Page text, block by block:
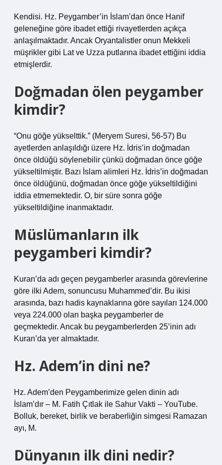
Kendisi. Hz. Peygamber’in İslam’dan önce Hanif
geleneğine göre ibadet ettiği rivayetlerden açıkça
anlaşılmaktadır. Ancak Oryantalistler onun Mekkeli
müşrikler gibi Lat ve Uzza putlarına ibadet ettiğini iddia
etmişlerdir.
Doğmadan ölen peygamber
kimdir?
“Onu göğe yükselttik.” (Meryem Suresi, 56-57) Bu
ayetlerden anlaşıldığı üzere Hz. İdris’in doğmadan
önce öldüğü söylenebilir çünkü doğmadan önce göğe
yükseltilmiştir. Bazı İslam alimleri Hz. İdris’in doğmadan
önce öldüğünü, doğmadan önce göğe yükseltildiğini
iddia etmemektedir. O, bir süre sonra göğe
yükseltildiğine inanmaktadır.
Müslümanların ilk
peygamberi kimdir?
Kuran’da adı geçen peygamberler arasında görevlerine
göre ilki Adem, sonuncusu Muhammed’dir. Bu ikisi
arasında, bazı hadis kaynaklarına göre sayıları 124.000
veya 224.000 olan başka peygamberler de
geçmektedir. Ancak bu peygamberlerden 25’inin adı
Kuran’da yer almaktadır.
Hz. Adem’in dini ne?
Hz. Adem’den Peygamberimize gelen dinin adı
İslam’dır – M. Fatih Çıtlak ile Sahur Vakti – YouTube.
Bolluk, bereket, birlik ve beraberliğin simgesi Ramazan
ayı, M.
Dünyanın ilk dini nedir?